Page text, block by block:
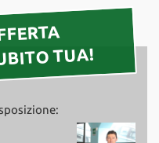
TUA!